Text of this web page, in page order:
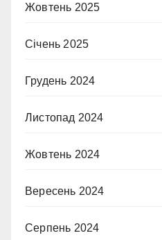
Жовтень 2025
Січень 2025
Грудень 2024
Листопад 2024
Жовтень 2024
Вересень 2024
Серпень 2024